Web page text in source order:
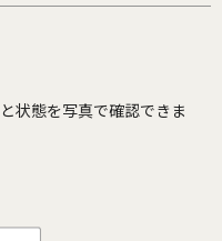
状態を写真で確認できま